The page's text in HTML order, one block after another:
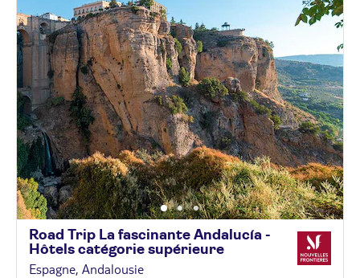
Road Trip La fascinante Andalucía -
Hôtels catégorie supérieure
Espagne, Andalousie